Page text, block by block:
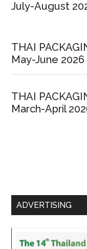
July-August
THAI
May-June 2026
THAI
March-April
ADVERTISING